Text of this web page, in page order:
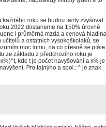
každého roku se budou tarify zvyšovat
2022 dostaneme na 150% úrovně
i průměrná mzda a cenová hladina
a ostatních vysokoškoláků, se
moc tomu, na co přesně se ptáte.
ze základu z předchozího roku je
kde t je počet navyšování a x% je
Pro tajnýho a spol.: ^ je znak